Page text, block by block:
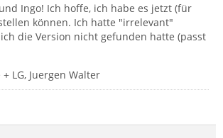
Ingo! Ich hoffe, ich habe es jetzt (für
können. Ich hatte "irrelevant"
die Version nicht gefunden hatte (passt
LG, Juergen Walter